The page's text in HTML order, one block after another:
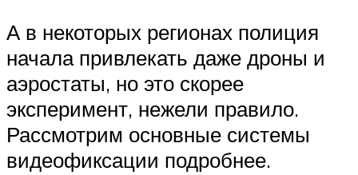
А в некоторых регионах полиция
начала привлекать даже дроны и
аэростаты, но это скорее
эксперимент, нежели правило.
Рассмотрим основные системы
видеофиксации подробнее.